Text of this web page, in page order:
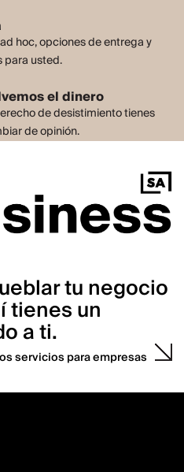
hoc, opciones de entrega y
para usted.
el dinero
de desistimiento tienes
de opinión.
tu negocio
tienes un
a ti.
servicios para empresas